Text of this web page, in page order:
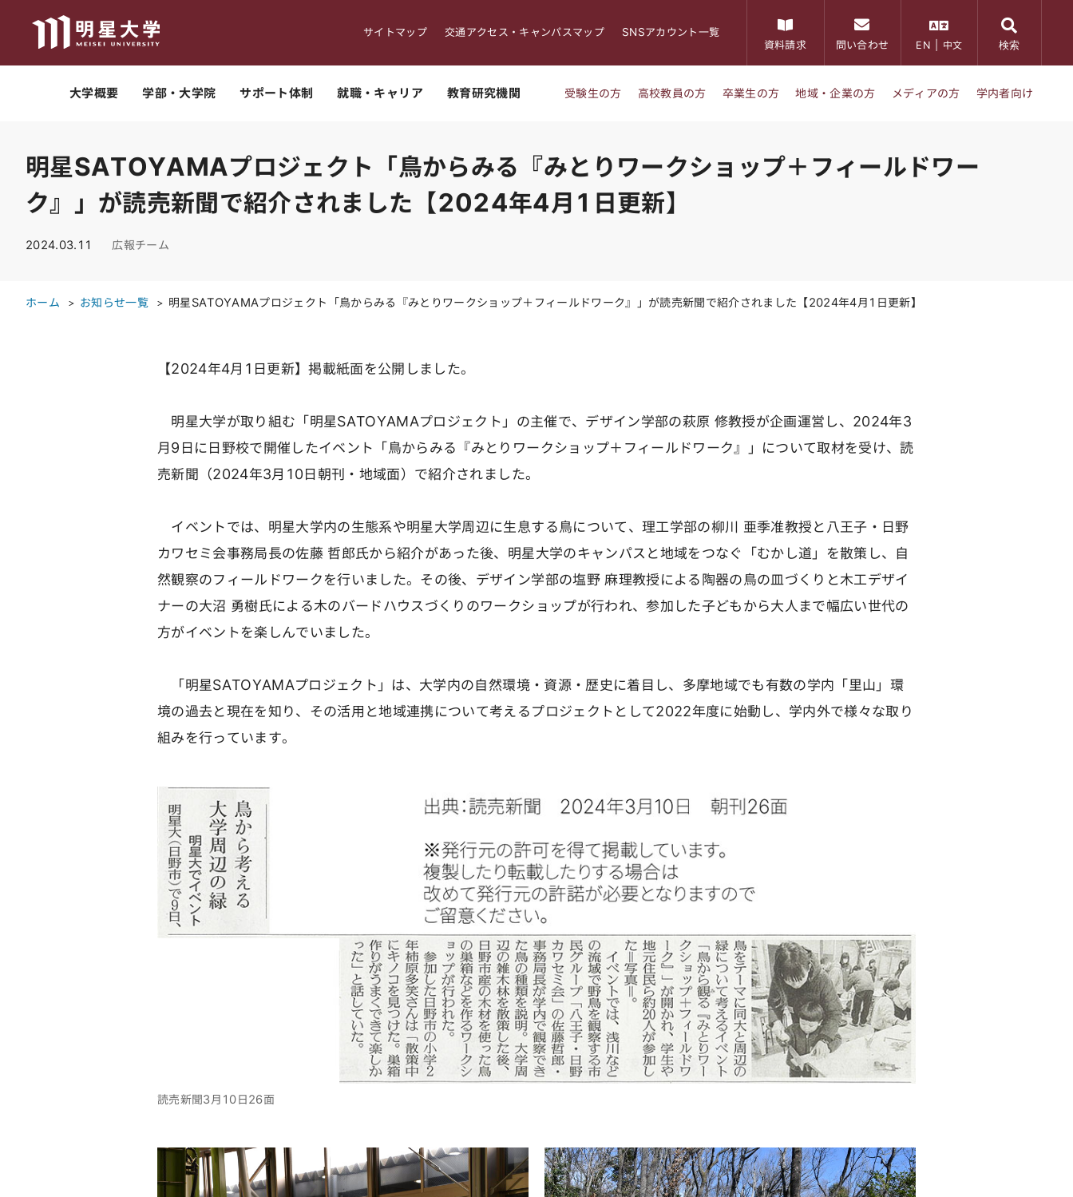
サイトマップ 交通アクセス・キャンパスマップ
SNSアカウント一覧
資料請求
問い合わせ EN 中文 検索
大学概要 学部・大学院 サポート体制 就職・キャリア 教育研究機関 受験生の方 高校教員の方 卒業生の方 地域・企業の方 メディアの方 学内者向け
明星SATOYAMAプロジェクト「鳥からみる『みとりワークショップ＋フィールドワー
ク』」が読売新聞で紹介されました【2024年4月1日更新】
2024.03.11 広報チーム
ホーム お知らせ一覧 明星SATOYAMAプロジェクト「鳥からみる『みとりワークショップ＋フィールドワーク』」が読売新聞で紹介されました【2024年4月1日更新】
【2024年4月1日更新】掲載紙面を公開しました。
明星大学が取り組む「明星SATOYAMAプロジェクト」の主催で、デザイン学部の萩原 修教授が企画運営し、2024年3
月9日に日野校で開催したイベント「鳥からみる『みとりワークショップ＋フィールドワーク』」について取材を受け、読
売新聞（2024年3月10日朝刊・地域面）で紹介されました。
イベントでは、明星大学内の生態系や明星大学周辺に生息する鳥について、理工学部の柳川 亜季准教授と八王子・日野
カワセミ会事務局長の佐藤 哲郎氏から紹介があった後、明星大学のキャンパスと地域をつなぐ「むかし道」を散策し、自
然観察のフィールドワークを行いました。その後、デザイン学部の塩野 麻理教授による陶器の鳥の皿づくりと木工デザイ
ナーの大沼 勇樹氏による木のバードハウスづくりのワークショップが行われ、参加した子どもから大人まで幅広い世代の
方がイベントを楽しんでいました。
「明星SATOYAMAプロジェクト」は、大学内の自然環境・資源・歴史に着目し、多摩地域でも有数の学内「里山」環
境の過去と現在を知り、その活用と地域連携について考えるプロジェクトとして2022年度に始動し、学内外で様々な取り
組みを行っています。
読売新聞3月10日26面